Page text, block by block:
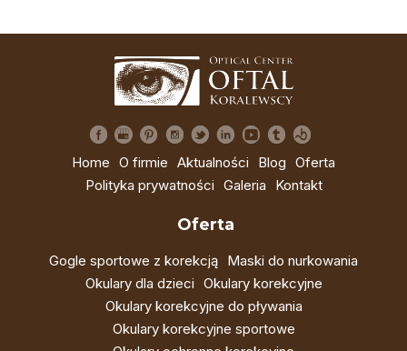
Home O firmie Aktualności Blog Oferta
Polityka prywatności Galeria Kontakt
Oferta
Gogle sportowe z korekcją Maski do nurkowania
Okulary dla dzieci Okulary korekcyjne
Okulary korekcyjne do pływania
Okulary korekcyjne sportowe